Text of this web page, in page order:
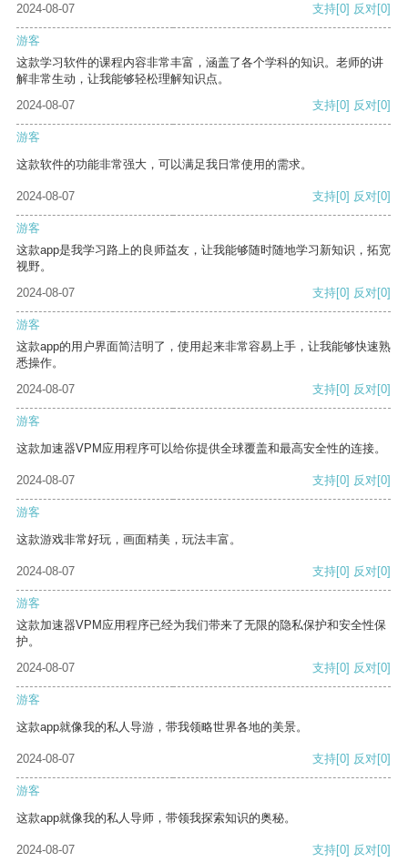
2024-08-07
支持[0] 反对[0]
游客
这款学习软件的课程内容非常丰富，涵盖了各个学科的知识。老师的讲
解非常生动，让我能够轻松理解知识点。
2024-08-07
支持[0] 反对[0]
游客
这款软件的功能非常强大，可以满足我日常使用的需求。
2024-08-07 支持[0] 反对[0]
游客
这款app是我学习路上的良师益友，让我能够随时随地学习新知识，拓宽
视野。
2024-08-07
支持[0] 反对[0]
游客
这款app的用户界面简洁明了，使用起来非常容易上手，让我能够快速熟
悉操作。
2024-08-07
支持[0] 反对[0]
游客
这款加速器VPM应用程序可以给你提供全球覆盖和最高安全性的连接。
2024-08-07 支持[0] 反对[0]
游客
这款游戏非常好玩，画面精美，玩法丰富。
2024-08-07 支持[0] 反对[0]
游客
这款加速器VPM应用程序已经为我们带来了无限的隐私保护和安全性保
护。
2024-08-07
支持[0] 反对[0]
游客
这款app就像我的私人导游，带我领略世界各地的美景。
2024-08-07 支持[0] 反对[0]
游客
这款app就像我的私人导师，带领我探索知识的奥秘。
2024-08-07 支持[0] 反对[0]